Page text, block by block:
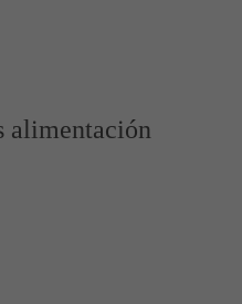
alimentación